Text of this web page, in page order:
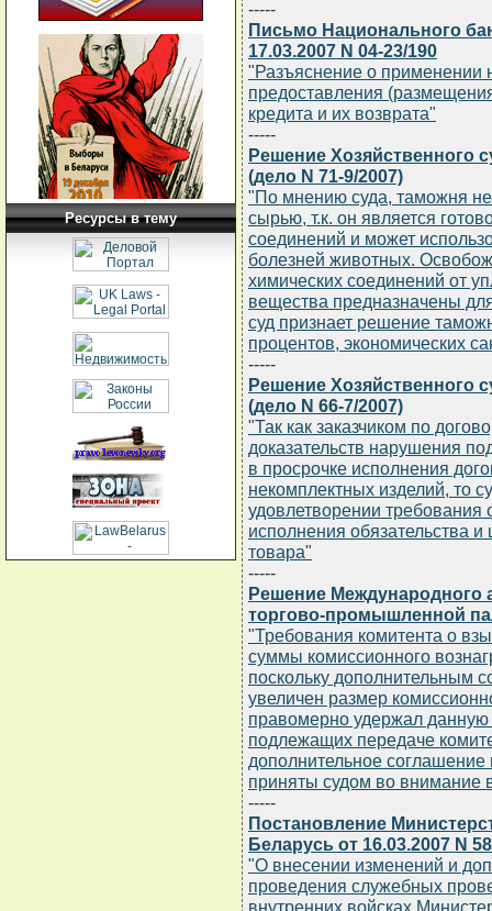
Ресурсы в тему
-----
Письмо Национального
17.03.2007 N 04-23/190
"Разъяснение о применении
предоставления
кредита и их возврата"
-----
Решение Хозяйственного
(дело N 71-9/2007)
"По мнению суда, таможня
сырью, т.к. он является
соединений и может
болезней животных.
химических соединений от
вещества предназначены
суд признает решение
процентов, экономических
-----
Решение Хозяйственного
(дело N 66-7/2007)
"Так как заказчиком по
доказательств нарушения
в просрочке исполнения
некомплектных изделий, то
удовлетворении
исполнения обязательства
товара"
-----
Решение Международного
торгово-промышленной
"Требования комитента о
суммы комиссионного
поскольку дополнительным
увеличен размер
правомерно удержал
подлежащих передаче
дополнительное
приняты судом во внимание
-----
Постановление
Беларусь от 16.03.2007 N 58
"О внесении изменений и
проведения служебных
внутренних войсках